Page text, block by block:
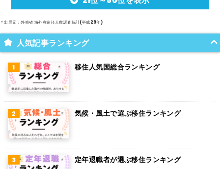
メキシコ
スイス
オランダ
グアム
パラグアイ
アラブ首長国連邦
＊出展元：外務省 海外在留邦人数調査統計(平成29年)
人気記事ランキング
移住人気国総合ランキング
気候・風土で選ぶ移住ランキング
定年退職者が選ぶ移住ランキング